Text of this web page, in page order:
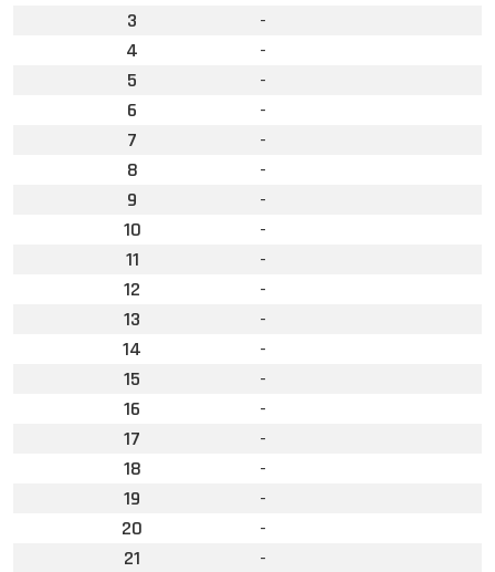
3
-
4
-
5
-
6
-
7
-
8
-
9
-
10
-
11
-
12
-
13
-
14
-
15
-
16
-
17
-
18
-
19
-
20
-
21
-